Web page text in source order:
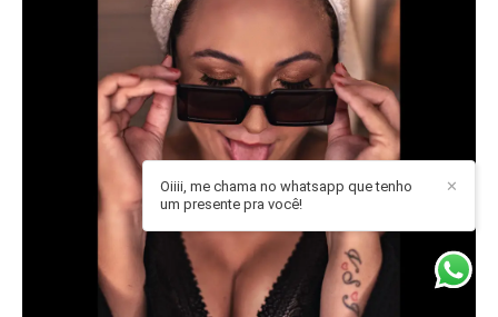
✕
Oiiii, me chama no whatsapp que tenho
um presente pra você!